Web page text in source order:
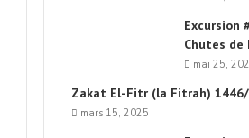
Excursion
Chutes de
mai 25,
Zakat El-Fitr (la Fitrah)
mars 15, 2025